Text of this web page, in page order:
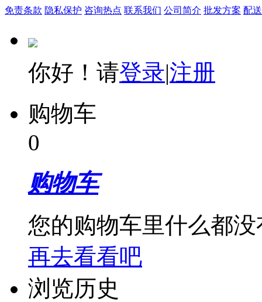
免责条款 隐私保护 咨询热点 联系我们 公司简介 批发方案 配
你好！请登录|注册
购物车
0
购物车
您的购物车里什么都没
再去看看吧
浏览历史